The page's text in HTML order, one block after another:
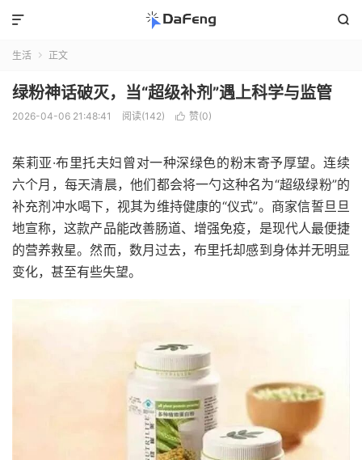


生活  正文
绿粉神话破灭，当“超级补剂”遇上科学与监管
2026-04-06 21:48:41 阅读(142)  赞(0)
茱莉亚·布里托夫妇曾对一种深绿色的粉末寄予厚望。连续
六个月，每天清晨，他们都会将一勺这种名为“超级绿粉”的
补充剂冲水喝下，视其为维持健康的“仪式”。商家信誓旦旦
地宣称，这款产品能改善肠道、增强免疫，是现代人最便捷
的营养救星。然而，数月过去，布里托却感到身体并无明显
变化，甚至有些失望。